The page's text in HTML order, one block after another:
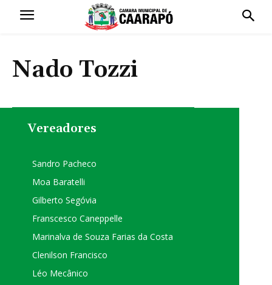
Nado Tozzi
Vereadores
Sandro Pacheco
Moa Baratelli
Gilberto Segóvia
Franscesco Caneppelle
Marinalva de Souza Farias da Costa
Clenilson Francisco
Léo Mecânico